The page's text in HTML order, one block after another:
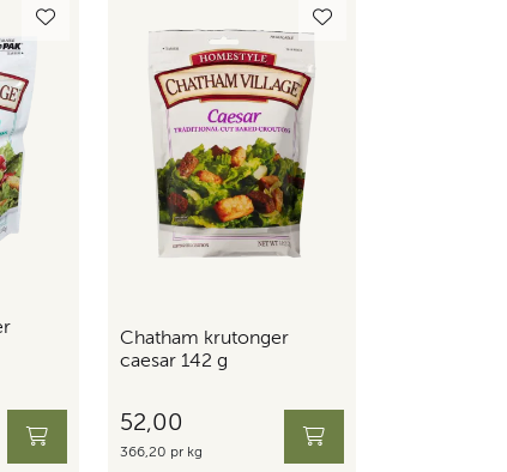
Chatham krutonger
caesar 142 g
52,00
366,20 pr kg